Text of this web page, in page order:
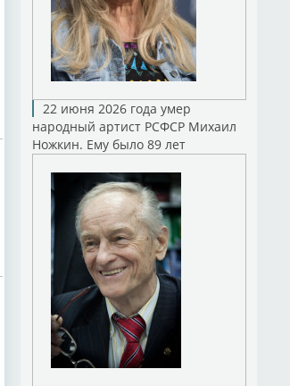
22 июня 2026 года умер
народный артист РСФСР Михаил
Ножкин. Ему было 89 лет